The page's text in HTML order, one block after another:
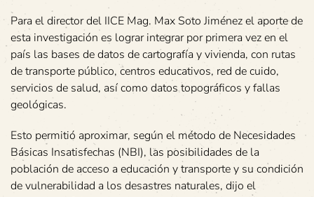
Para el director del IICE Mag. Max Soto Jiménez el aporte de
esta investigación es lograr integrar por primera vez en el
país las bases de datos de cartografía y vivienda, con rutas
de transporte público, centros educativos, red de cuido,
servicios de salud, así como datos topográficos y fallas
geológicas.
Esto permitió aproximar, según el método de Necesidades
Básicas Insatisfechas (NBI), las posibilidades de la
población de acceso a educación y transporte y su condición
de vulnerabilidad a los desastres naturales, dijo el